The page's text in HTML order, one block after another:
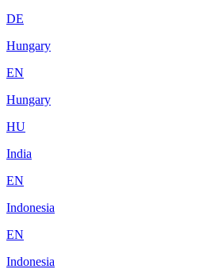
DE
Hungary
EN
Hungary
HU
India
EN
Indonesia
EN
Indonesia